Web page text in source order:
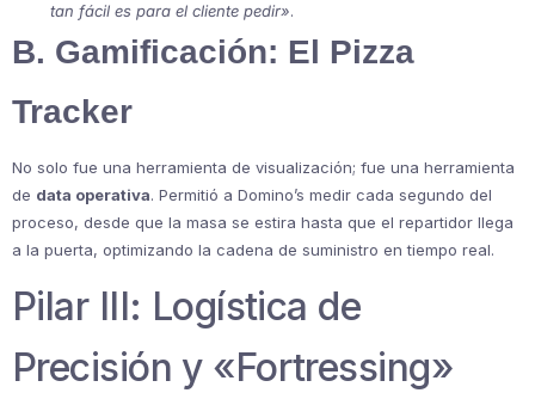
tan fácil es para el cliente pedir».
B. Gamificación: El Pizza
Tracker
No solo fue una herramienta de visualización; fue una herramienta
de data operativa. Permitió a Domino’s medir cada segundo del
proceso, desde que la masa se estira hasta que el repartidor llega
a la puerta, optimizando la cadena de suministro en tiempo real.
Pilar III: Logística de
Precisión y «Fortressing»